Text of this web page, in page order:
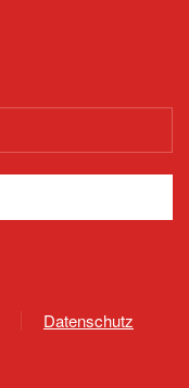
Datenschutz